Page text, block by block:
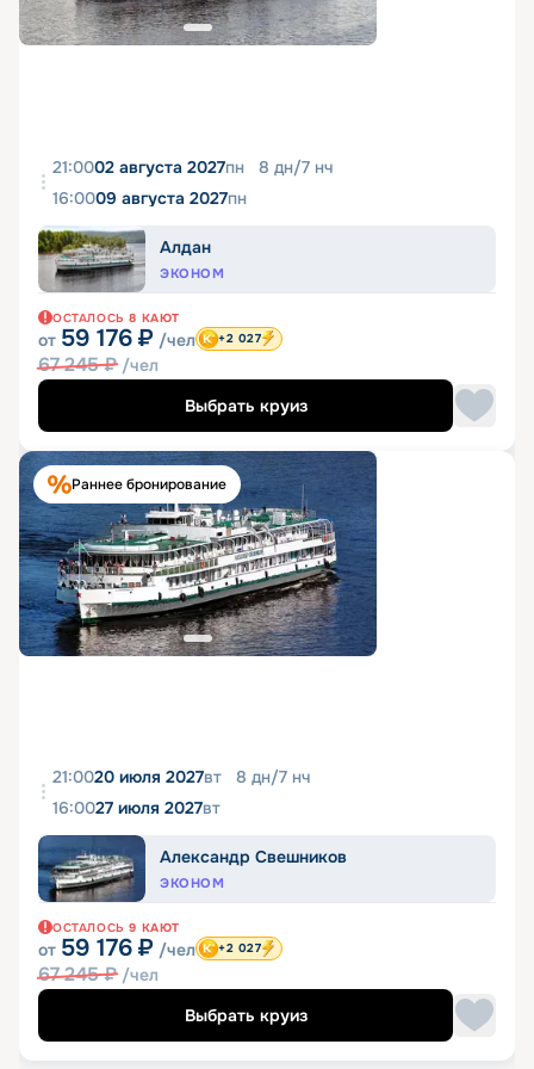
21:0002 августа 2027пн 8 дн/7 нч
16:0009 августа 2027пн
Алдан
ЭКОНОМ
ОСТАЛОСЬ 8 КАЮТ
от 59 176 ₽ /чел
67 245₽ /чел
+2 027
Выбрать круиз
Раннее бронирование
21:0020 июля 2027вт 8 дн/7 нч
16:0027 июля 2027вт
Александр Свешников
ЭКОНОМ
ОСТАЛОСЬ 9 КАЮТ
от 59 176 ₽ /чел
67 245₽ /чел
+2 027
Выбрать круиз